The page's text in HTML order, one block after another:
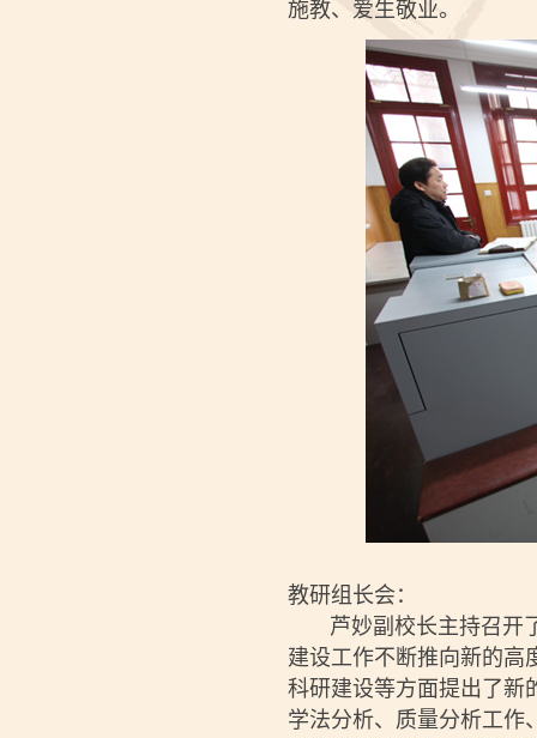
施教、爱生敬业。
教研组长会：
芦妙副校长主持召开了
建设工作不断推向新的高
科研建设等方面提出了新
学法分析、质量分析工作